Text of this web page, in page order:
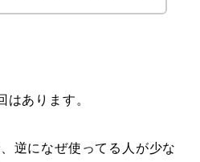
はあります。
逆になぜ使ってる人が少な